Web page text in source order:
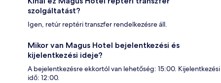
szolgáltatást?
Igen, retúr reptéri transzfer rendelkezésre áll.
Mikor van Magus Hotel bejelentkezési és
kijelentkezési ideje?
A bejelentkezésre ekkortól van lehetőség: 15:00. Kijelentkezési
idő: 12:00.